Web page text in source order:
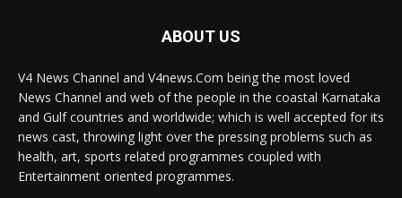
ABOUT US
V4 News Channel and V4news.Com being the most loved
News Channel and web of the people in the coastal Karnataka
and Gulf countries and worldwide; which is well accepted for its
news cast, throwing light over the pressing problems such as
health, art, sports related programmes coupled with
Entertainment oriented programmes.